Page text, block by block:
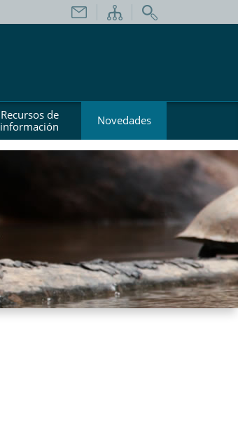
Recursos de
información
Novedades